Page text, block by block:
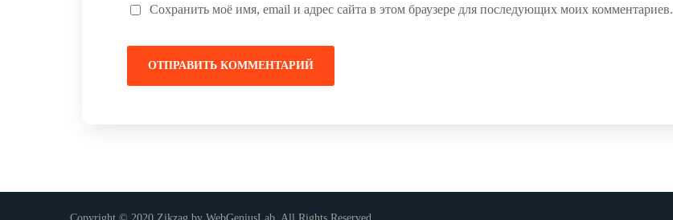
Сохранить моё имя, email и адрес сайта в этом браузере для последующих моих комментариев.